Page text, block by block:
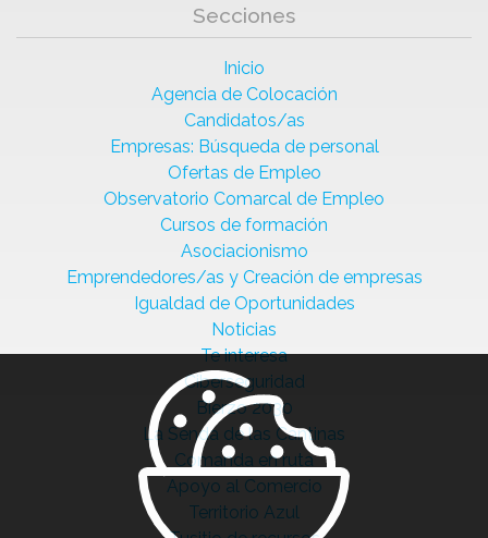
Secciones
Inicio
Agencia de Colocación
Candidatos/as
Empresas: Búsqueda de personal
Ofertas de Empleo
Observatorio Comarcal de Empleo
Cursos de formación
Asociacionismo
Emprendedores/as y Creación de empresas
Igualdad de Oportunidades
Noticias
Te interesa
Ciberseguridad
Bierzo 2030
La Senda de las Cantinas
Comanda en ruta
Apoyo al Comercio
Territorio Azul